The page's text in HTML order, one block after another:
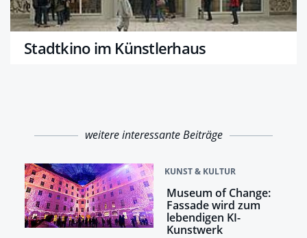
Stadtkino im Künstlerhaus
weitere interessante Beiträge
KUNST & KULTUR
Museum of Change:
Fassade wird zum
lebendigen KI-
Kunstwerk